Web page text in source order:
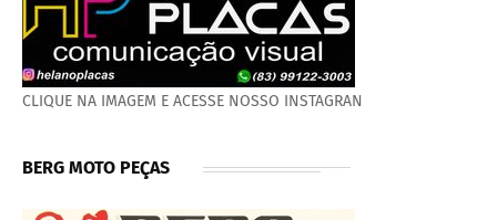
CLIQUE NA IMAGEM E ACESSE NOSSO INSTAGRAN
BERG MOTO PEÇAS